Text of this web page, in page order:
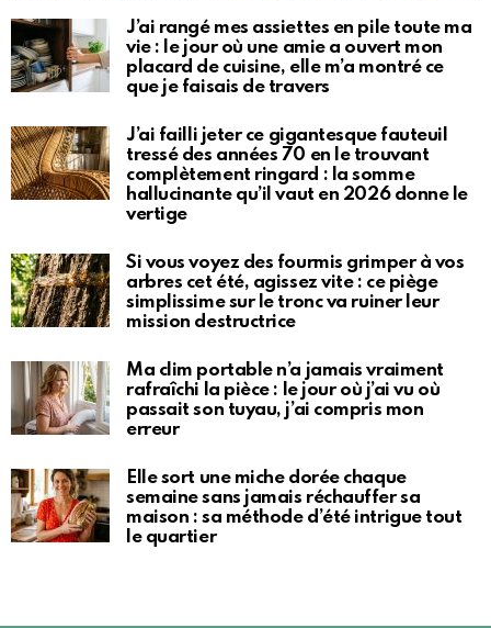
J’ai rangé mes assiettes en pile toute ma
vie : le jour où une amie a ouvert mon
placard de cuisine, elle m’a montré ce
que je faisais de travers
J’ai failli jeter ce gigantesque fauteuil
tressé des années 70 en le trouvant
complètement ringard : la somme
hallucinante qu’il vaut en 2026 donne le
vertige
Si vous voyez des fourmis grimper à vos
arbres cet été, agissez vite : ce piège
simplissime sur le tronc va ruiner leur
mission destructrice
Ma clim portable n’a jamais vraiment
rafraîchi la pièce : le jour où j’ai vu où
passait son tuyau, j’ai compris mon
erreur
Elle sort une miche dorée chaque
semaine sans jamais réchauffer sa
maison : sa méthode d’été intrigue tout
le quartier